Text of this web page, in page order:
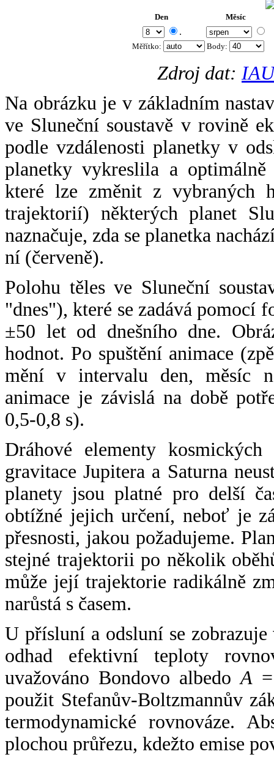
Den Měsíc
.
Měřítko: Body:
Zdroj dat:
Na obrázku je v základním
ve Sluneční soustavě v rovině
podle vzdálenosti planetky v
planetky vykreslila a
které lze změnit z vybraných
trajektorií) některých planet
naznačuje, zda se planetka
ní (červeně).
Polohu těles ve Sluneční
"dnes"), které se zadává pomocí
±50 let od dnešního dne.
hodnot. Po spuštění animace
mění v intervalu den, měsíc
animace je závislá na době
0,5-0,8 s).
Dráhové elementy
gravitace Jupitera a Saturna
planety jsou platné pro delší
obtížné jejich určení, neboť je
přesnosti, jakou požadujeme.
stejné trajektorii po několik
může její trajektorie radikálně
narůstá s časem.
U přísluní a odsluní se
odhad efektivní teploty
uvažováno Bondovo albedoA
použit Stefanův-Boltzmannův
termodynamické rovnováze.
plochou průřezu, kdežto emise